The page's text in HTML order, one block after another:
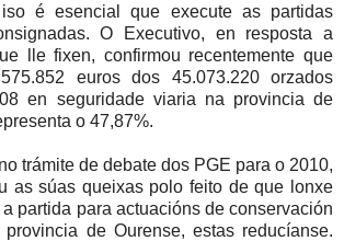
é esencial que execute as partidas
O Executivo, en resposta a
lle fixen, confirmou recentemente que
euros dos 45.073.220 orzados
en seguridade viaria na provincia de
o 47,87%.
trámite de debate dos PGE para o 2010,
as súas queixas polo feito de que lonxe
partida para actuacións de conservación
de Ourense, estas reducíanse.